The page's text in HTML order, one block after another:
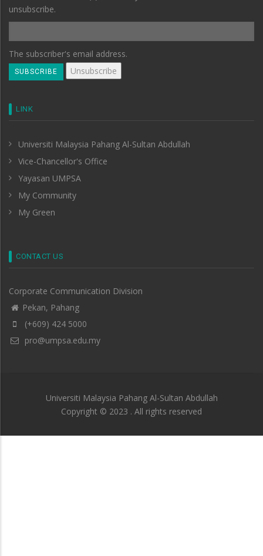
unsubscribe.
The subscriber's email address.
LINK
Universiti Malaysia Pahang Al-Sultan Abdullah
Vice-Chancellor's Office
Yayasan UMPSA
My Community
My Green
CONTACT US
Corporate Communication Division
Pekan, Pahang
(+609) 424 5000
pro@umpsa.edu.my
Universiti Malaysia Pahang Al-Sultan Abdullah
Copyright © 2023 . All rights reserved